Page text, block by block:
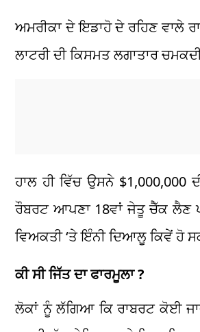
ਅਮਰੀਕਾ ਦੇ ਇਡਾਹੋ ਦੇ ਰਹਿਣ ਵਾਲੇ
ਲਾਟਰੀ ਦੀ ਕਿਸਮਤ ਲਗਾਤਾਰ
ਹਾਲ ਹੀ ਵਿੱਚ ਉਸਨੇ
ਰੌਬਰਟ ਆਪਣਾ 18ਵਾਂ ਜੇਤੂ ਚੈੱਕ ਲੈਣ
ਵਿਅਕਤੀ ‘ਤੇ ਇੰਨੀ ਦਿਆਲੂ ਕਿਵੇਂ ਹੋ
ਕੀ ਸੀ ਜਿੱਤ ਦਾ ਫਾਰਮੂਲਾ ?
ਲੋਕਾਂ ਨੂੰ ਲੱਗਿਆ ਕਿ ਰਾਬਰਟ ਕੋਈ